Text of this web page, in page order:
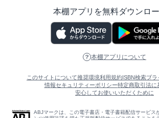
本棚アプリを無料ダウンロー
本棚アプリについて
このサイトについて推奨環境利用規約ISBN検索プラ
情報セキュリティーポリシー特定商取引法に
安心してお使いいただくために
ABJマークは、この電子書店・電子書籍配信サービス